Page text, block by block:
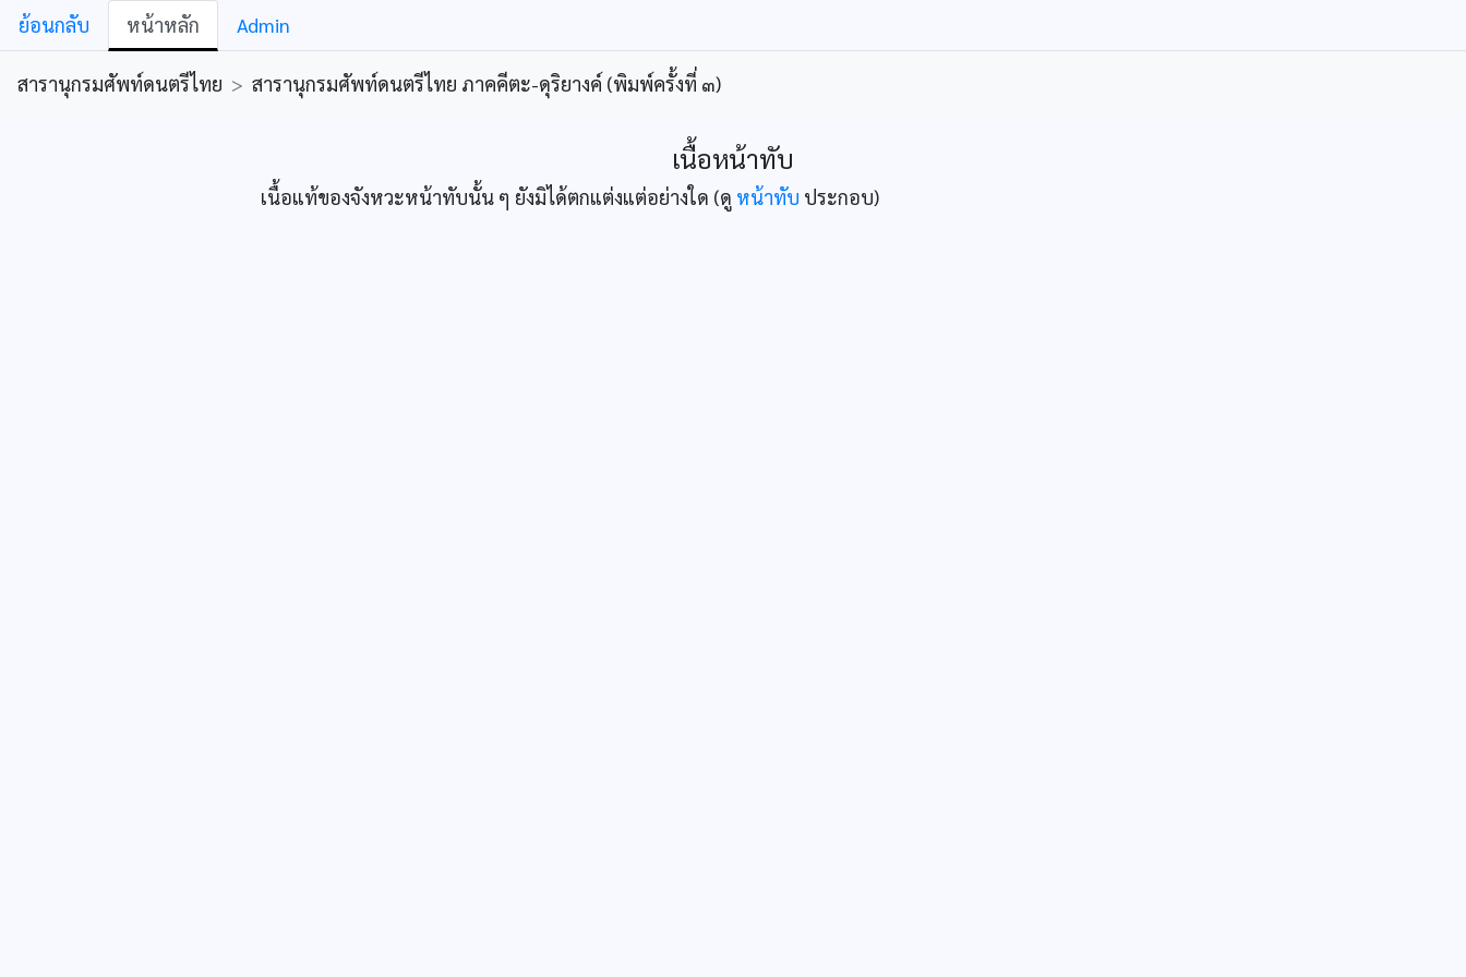
ย้อนกลับ หน้าหลัก Admin
สารานุกรมศัพท์ดนตรีไทย > สารานุกรมศัพท์ดนตรีไทย ภาคคีตะ-ดุริยางค์ (พิมพ์ครั้งที่ ๓)
เนื้อหน้าทับ
เนื้อแท้ของจังหวะหน้าทับนั้น ๆ ยังมิได้ตกแต่งแต่อย่างใด (ดู หน้าทับ ประกอบ)